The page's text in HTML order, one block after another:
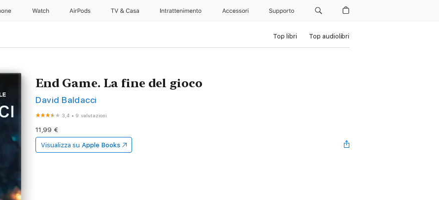
Watch AirPods TV & Casa Intrattenimento Accessori Supporto
Top libri Top audiolibri
End Game. La fine del gioco
David Baldacci
3,4 • 9 valutazioni
11,99 €
Visualizza su Apple Books